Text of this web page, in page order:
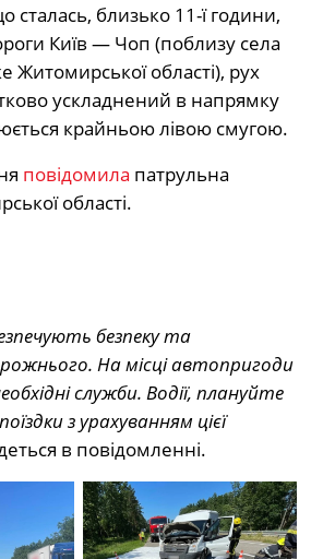
сталась, близько 11-ї години,
Київ — Чоп (поблизу села
Житомирської області), рух
ускладнений в напрямку
крайньою лівою смугою.
повідомила патрульна
області.
безпеку та
На місці автопригоди
служби. Водії, плануйте
з урахуванням цієї
в повідомленні.